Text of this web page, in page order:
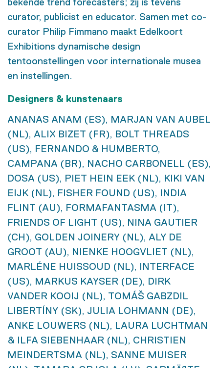
curator, publicist en educator. Samen met co-
curator Philip Fimmano maakt Edelkoort
Exhibitions dynamische design
tentoonstellingen voor internationale musea
en instellingen.
Designers & kunstenaars
ANANAS ANAM (ES), MARJAN VAN AUBEL
(NL), ALIX BIZET (FR), BOLT THREADS
(US), FERNANDO & HUMBERTO,
CAMPANA (BR), NACHO CARBONELL (ES),
DOSA (US), PIET HEIN EEK (NL), KIKI VAN
EIJK (NL), FISHER FOUND (US), INDIA
FLINT (AU), FORMAFANTASMA (IT),
FRIENDS OF LIGHT (US), NINA GAUTIER
(CH), GOLDEN JOINERY (NL), ALY DE
GROOT (AU), NIENKE HOOGVLIET (NL),
MARLÉNE HUISSOUD (NL), INTERFACE
(US), MARKUS KAYSER (DE), DIRK
VANDER KOOIJ (NL), TOMÁŠ GABZDIL
LIBERTÍNY (SK), JULIA LOHMANN (DE),
ANKE LOUWERS (NL), LAURA LUCHTMAN
& ILFA SIEBENHAAR (NL), CHRISTIEN
MEINDERTSMA (NL), SANNE MUISER